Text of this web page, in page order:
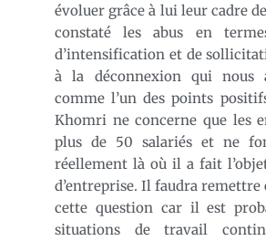
évoluer grâce à lui leur cadre
constaté les abus en
d’intensification et de
à la déconnexion qui nous
comme l’un des points
Khomri ne concerne que les
plus de 50 salariés et ne
réellement là où il a fait
d’entreprise. Il faudra remettre
cette question car il est
situations de travail